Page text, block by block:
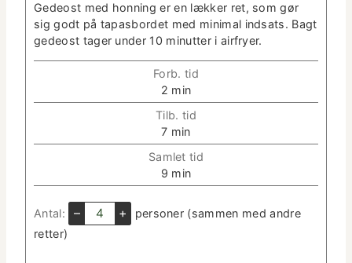
Gedeost med hon­ning er en lækker ret, som gør
sig godt på tapas­bor­det med min­i­mal ind­sats. Bagt
gedeost tager under 10 min­ut­ter i airfryer.
Forb. tid
2 m
i
n
u
­
e
min
Tilb. tid
7m
i
n
­
t
min
Sam­let tid
9 m
i
­
min
Antal: – +
per­son­er (sam­men med andre
retter)